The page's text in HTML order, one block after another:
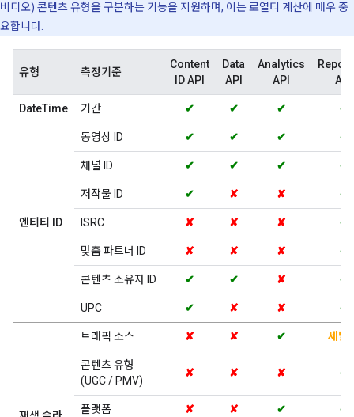
비디오) 콘텐츠 유형을 구분하는 기능을 지원하며, 이는 로열티 계산에 매우 중
요합니다.
유형 측정기준
Content
ID API
Data
API
Analytics
API
API
DateTime 기간 ✔ ✔ ✔ ✔
엔티티 ID
동영상 ID ✔ ✔ ✔ ✔
채널 ID ✔ ✔ ✔ ✔
저작물 ID ✔ ✘ ✘ ✔
ISRC ✘ ✘ ✘ ✔
맞춤 파트너 ID ✘ ✘ ✘ ✔
콘텐츠 소유자 ID ✔ ✔ ✘ ✔
UPC ✔ ✘ ✘ ✔
트래픽 소스 ✘ ✘ ✔ 세밀
콘텐츠 유형
(UGC / PMV)
✘ ✘ ✘ ✔
플랫폼 ✘ ✘ ✔ ✔